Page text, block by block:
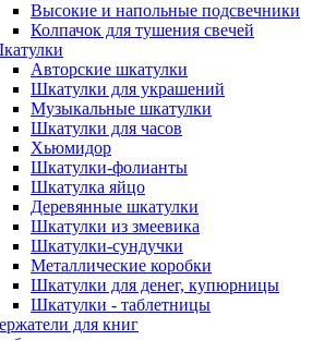
Высокие и напольные подсвечники
Колпачок для тушения свечей
Авторские шкатулки
Шкатулки для украшений
Музыкальные шкатулки
Шкатулки для часов
Хьюмидор
Шкатулки-фолианты
Шкатулка яйцо
Деревянные шкатулки
Шкатулки из змеевика
Шкатулки-сундучки
Металлические коробки
Шкатулки для денег, купюрницы
Шкатулки - таблетницы
для книг